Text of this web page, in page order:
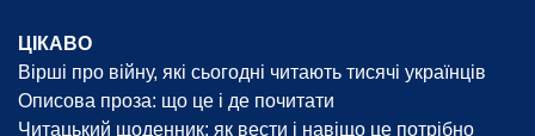
ЦІКАВО
Вірші про війну, які сьогодні читають тисячі українців
Описова проза: що це і де почитати
Читацький щоденник: як вести і навіщо це потрібно